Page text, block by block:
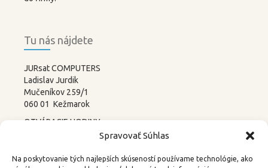
Spravovať Súhlas
Na poskytovanie tých najlepších skúseností používame technológie, ako
Tu nás nájdete
JURsat COMPUTERS
Ladislav Jurdik
Mučeníkov 259/1
060 01 Kežmarok
OTVÁRACIE HODINY:
PONDELOK – PIATOK
SOBOTA – NEDEĽA